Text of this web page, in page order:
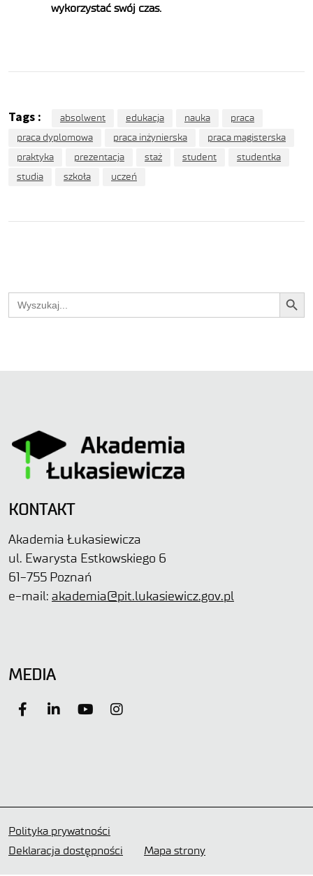
wykorzystać swój czas.
Tags : absolwent edukacja nauka
praca
praca dyplomowa
praca inżynierska
praca magisterska
praktyka
prezentacja staż student
studentka
studia
szkoła uczeń
Search
for:
Search Button
KONTAKT
Akademia Łukasiewicza
ul. Ewarysta Estkowskiego 6
61-755 Poznań
e-mail: akademia@pit.lukasiewicz.gov.pl
MEDIA
Polityka prywatności
Deklaracja dostępności
Mapa strony